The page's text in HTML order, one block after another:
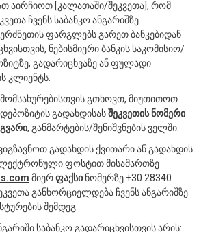
აირჩიოთ [კალათაში/შეკვეთა], რომ
ჩვენს საბანკო ანგარიშზე
ფარგლებს გარეთ ბანკებიდან
ნებისმიერი ბანკის საკომისიო/
გადარიცხვაზე ან ფულადი
კლიენტს.
მომსახურებისთვის გთხოვთ, მიუთითოთ
გადახდისასშეკვეთის ნომერი
, განმარტების/შენიშვნების ველში.
გადახდის ქვითარი ან გადახდის
ფოსტით მისამართზე
მიერფაქსი ნომერზე +30 28340
განხორციელდება ჩვენს ანგარიშზე
შემდეგ.
საბანკო გადარიცხვისთვის არის: